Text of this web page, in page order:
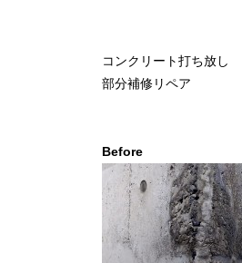
コンクリート打ち放し
部分補修リペア